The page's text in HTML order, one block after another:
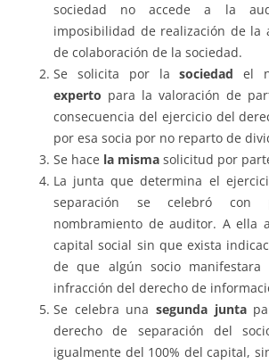
sociedad no accede a la
imposibilidad de realización de la
de colaboración de la sociedad.
Se solicita por lasociedad el
experto para la valoración de
consecuencia del ejercicio del
por esa socia por no reparto de
Se hace la misma solicitud por
La junta que determina el
separación se celebró con
nombramiento de auditor. A ella
capital social sin que exista
de que algún socio manifestara
infracción del derecho de
Se celebra una segunda junta
derecho de separación del
igualmente del 100% del capital,